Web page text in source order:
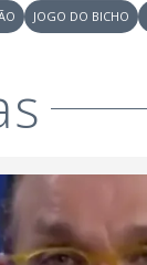
i
d
e
o
JOGO DO BICHO